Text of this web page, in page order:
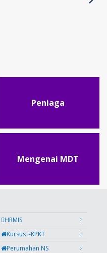
Peniaga
Mengenai MDT
HRMIS
Kursus i-KPKT
Perumahan NS